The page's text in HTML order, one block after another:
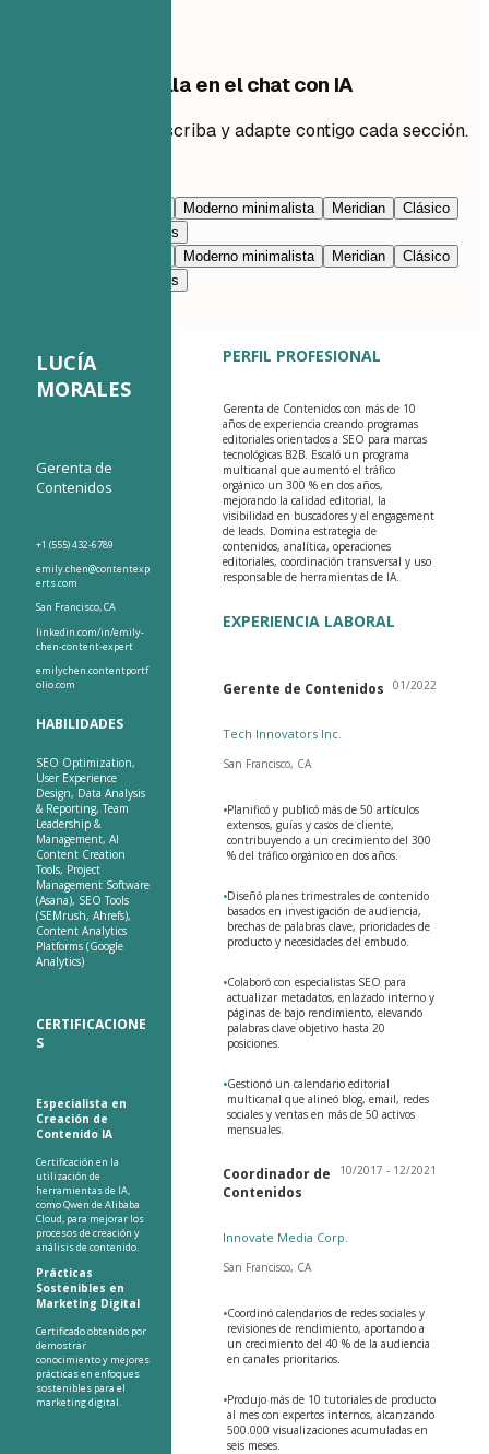
Edita esta plantilla en el chat con IA
Pide a la IA que reescriba y adapte contigo cada sección.
Moderno minimalista Meridian
Clásico
Nimbus
Moderno minimalista Meridian
Clásico
Nimbus
LUCÍA
MORALES
Gerenta de
Contenidos
+1 (555) 432-6789
emily.chen@contentexp
erts.com
San Francisco, CA
linkedin.com/in/emily-
chen-content-expert
emilychen.contentportf
olio.com
HABILIDADES
SEO Optimization,
User Experience
Design, Data Analysis
& Reporting, Team
Leadership &
Management, AI
Content Creation
Tools, Project
Management Software
(Asana), SEO Tools
(SEMrush, Ahrefs),
Content Analytics
Platforms (Google
Analytics)
CERTIFICACIONE
S
Especialista en
Creación de
Contenido IA
Certificación en la
utilización de
herramientas de IA,
como Qwen de Alibaba
Cloud, para mejorar los
procesos de creación y
análisis de contenido.
Prácticas
Sostenibles en
Marketing Digital
Certificado obtenido por
demostrar
conocimiento y mejores
prácticas en enfoques
sostenibles para el
marketing digital.
PERFIL PROFESIONAL
Gerenta de Contenidos con más de 10
años de experiencia creando programas
editoriales orientados a SEO para marcas
tecnológicas B2B. Escaló un programa
multicanal que aumentó el tráfico
orgánico un 300 % en dos años,
mejorando la calidad editorial, la
visibilidad en buscadores y el engagement
de leads. Domina estrategia de
contenidos, analítica, operaciones
editoriales, coordinación transversal y uso
responsable de herramientas de IA.
EXPERIENCIA LABORAL
Gerente de Contenidos 01/2022
Tech Innovators Inc.
San Francisco, CA
•Planificó y publicó más de 50 artículos
extensos, guías y casos de cliente,
contribuyendo a un crecimiento del 300
% del tráfico orgánico en dos años.
•Diseñó planes trimestrales de contenido
basados en investigación de audiencia,
brechas de palabras clave, prioridades de
producto y necesidades del embudo.
•Colaboró con especialistas SEO para
actualizar metadatos, enlazado interno y
páginas de bajo rendimiento, elevando
palabras clave objetivo hasta 20
posiciones.
•Gestionó un calendario editorial
multicanal que alineó blog, email, redes
sociales y ventas en más de 50 activos
mensuales.
Coordinador de
Contenidos
10/2017 - 12/2021
Innovate Media Corp.
San Francisco, CA
•Coordinó calendarios de redes sociales y
revisiones de rendimiento, aportando a
un crecimiento del 40 % de la audiencia
en canales prioritarios.
•Produjo más de 10 tutoriales de producto
al mes con expertos internos, alcanzando
500.000 visualizaciones acumuladas en
seis meses.